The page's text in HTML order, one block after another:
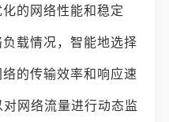
的网络性能和稳定
载情况，智能地选择
的传输效率和响应速
网络流量进行动态监